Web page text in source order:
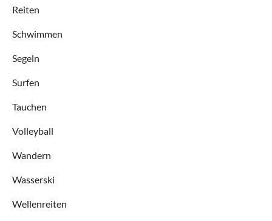
Reiten
Schwimmen
Segeln
Surfen
Tauchen
Volleyball
Wandern
Wasserski
Wellenreiten